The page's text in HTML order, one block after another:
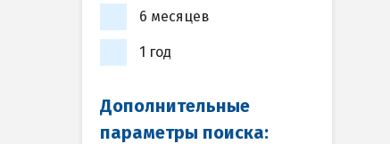
6 месяцев
1 год
Дополнительные
параметры поиска: